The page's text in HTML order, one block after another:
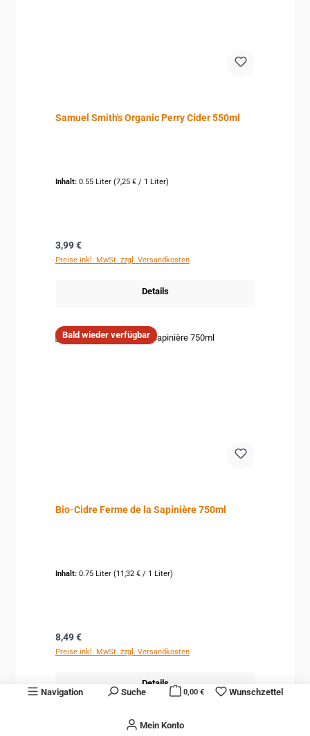
Navigation Suche Wunschzettel
Mein Konto
0,00 €
Samuel Smith's Organic Perry Cider 550ml
Inhalt: 0.55 Liter (7,25 € / 1 Liter)
Regulärer Preis:
3,99 €
Preise inkl. MwSt. zzgl. Versandkosten
Details
Bald wieder verfügbar
Bio-Cidre Ferme de la Sapinière 750ml
Inhalt: 0.75 Liter (11,32 € / 1 Liter)
Regulärer Preis:
8,49 €
Preise inkl. MwSt. zzgl. Versandkosten
Details
Produktgalerie überspringen
Mehr von Melchiori